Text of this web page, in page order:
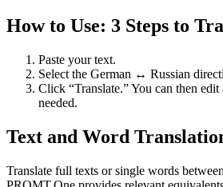
How to Use: 3 Steps to
Paste your text.
Select the German ↔ Russian
Click “Translate.” You can then
needed.
Text and Word
Translate full texts or single words